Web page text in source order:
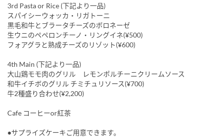
3rd Pasta or Rice (下記より一品)
スパイシーウォッカ・リガトーニ
黒毛和牛とブラータチーズのボロネーゼ
生ウニのペペロンチーノ・リングイネ(¥500)
フォアグラと熟成チーズのリゾット(¥600)
4th Main (下記より一品)
大山鶏モモ肉のグリル レモンポルチーニクリームソース
和牛イチボのグリル チミチュリソース(¥700)
牛2種盛り合わせ(¥2,200)
Cafe コーヒーor紅茶
●サプライズケーキご用意できます。